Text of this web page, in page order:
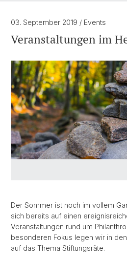
03. September 2019 / Events
Veranstaltungen im
Der Sommer ist noch im vollem
sich bereits auf einen
Veranstaltungen rund um
besonderen Fokus legen wir in
auf das Thema Stiftungsräte.